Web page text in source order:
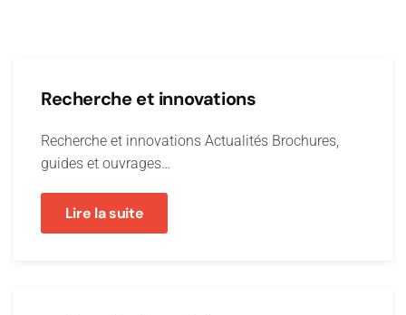
Recherche et innovations
Recherche et innovations Actualités Brochures,
guides et ouvrages…
Lire la suite